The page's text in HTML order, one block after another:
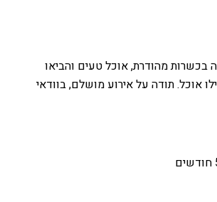
בכשרות מהודרת, אוכל טעים והביאו
אוכל. תודה על אירוע מושלם, בוודאי